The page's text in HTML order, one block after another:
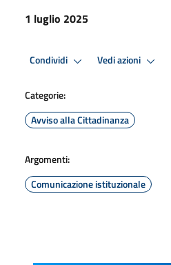
1 luglio 2025
Condividi Vedi azioni
Categorie:
Avviso alla Cittadinanza
Argomenti:
Comunicazione istituzionale